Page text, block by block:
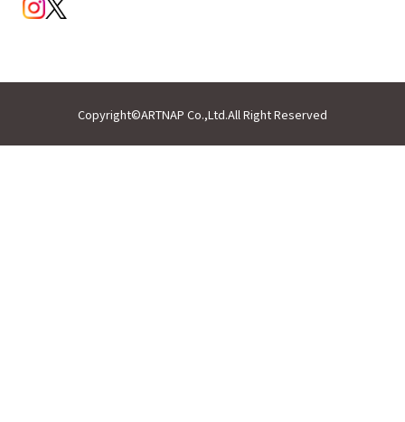
Copyright©ARTNAP Co.,Ltd.All Right Reserved